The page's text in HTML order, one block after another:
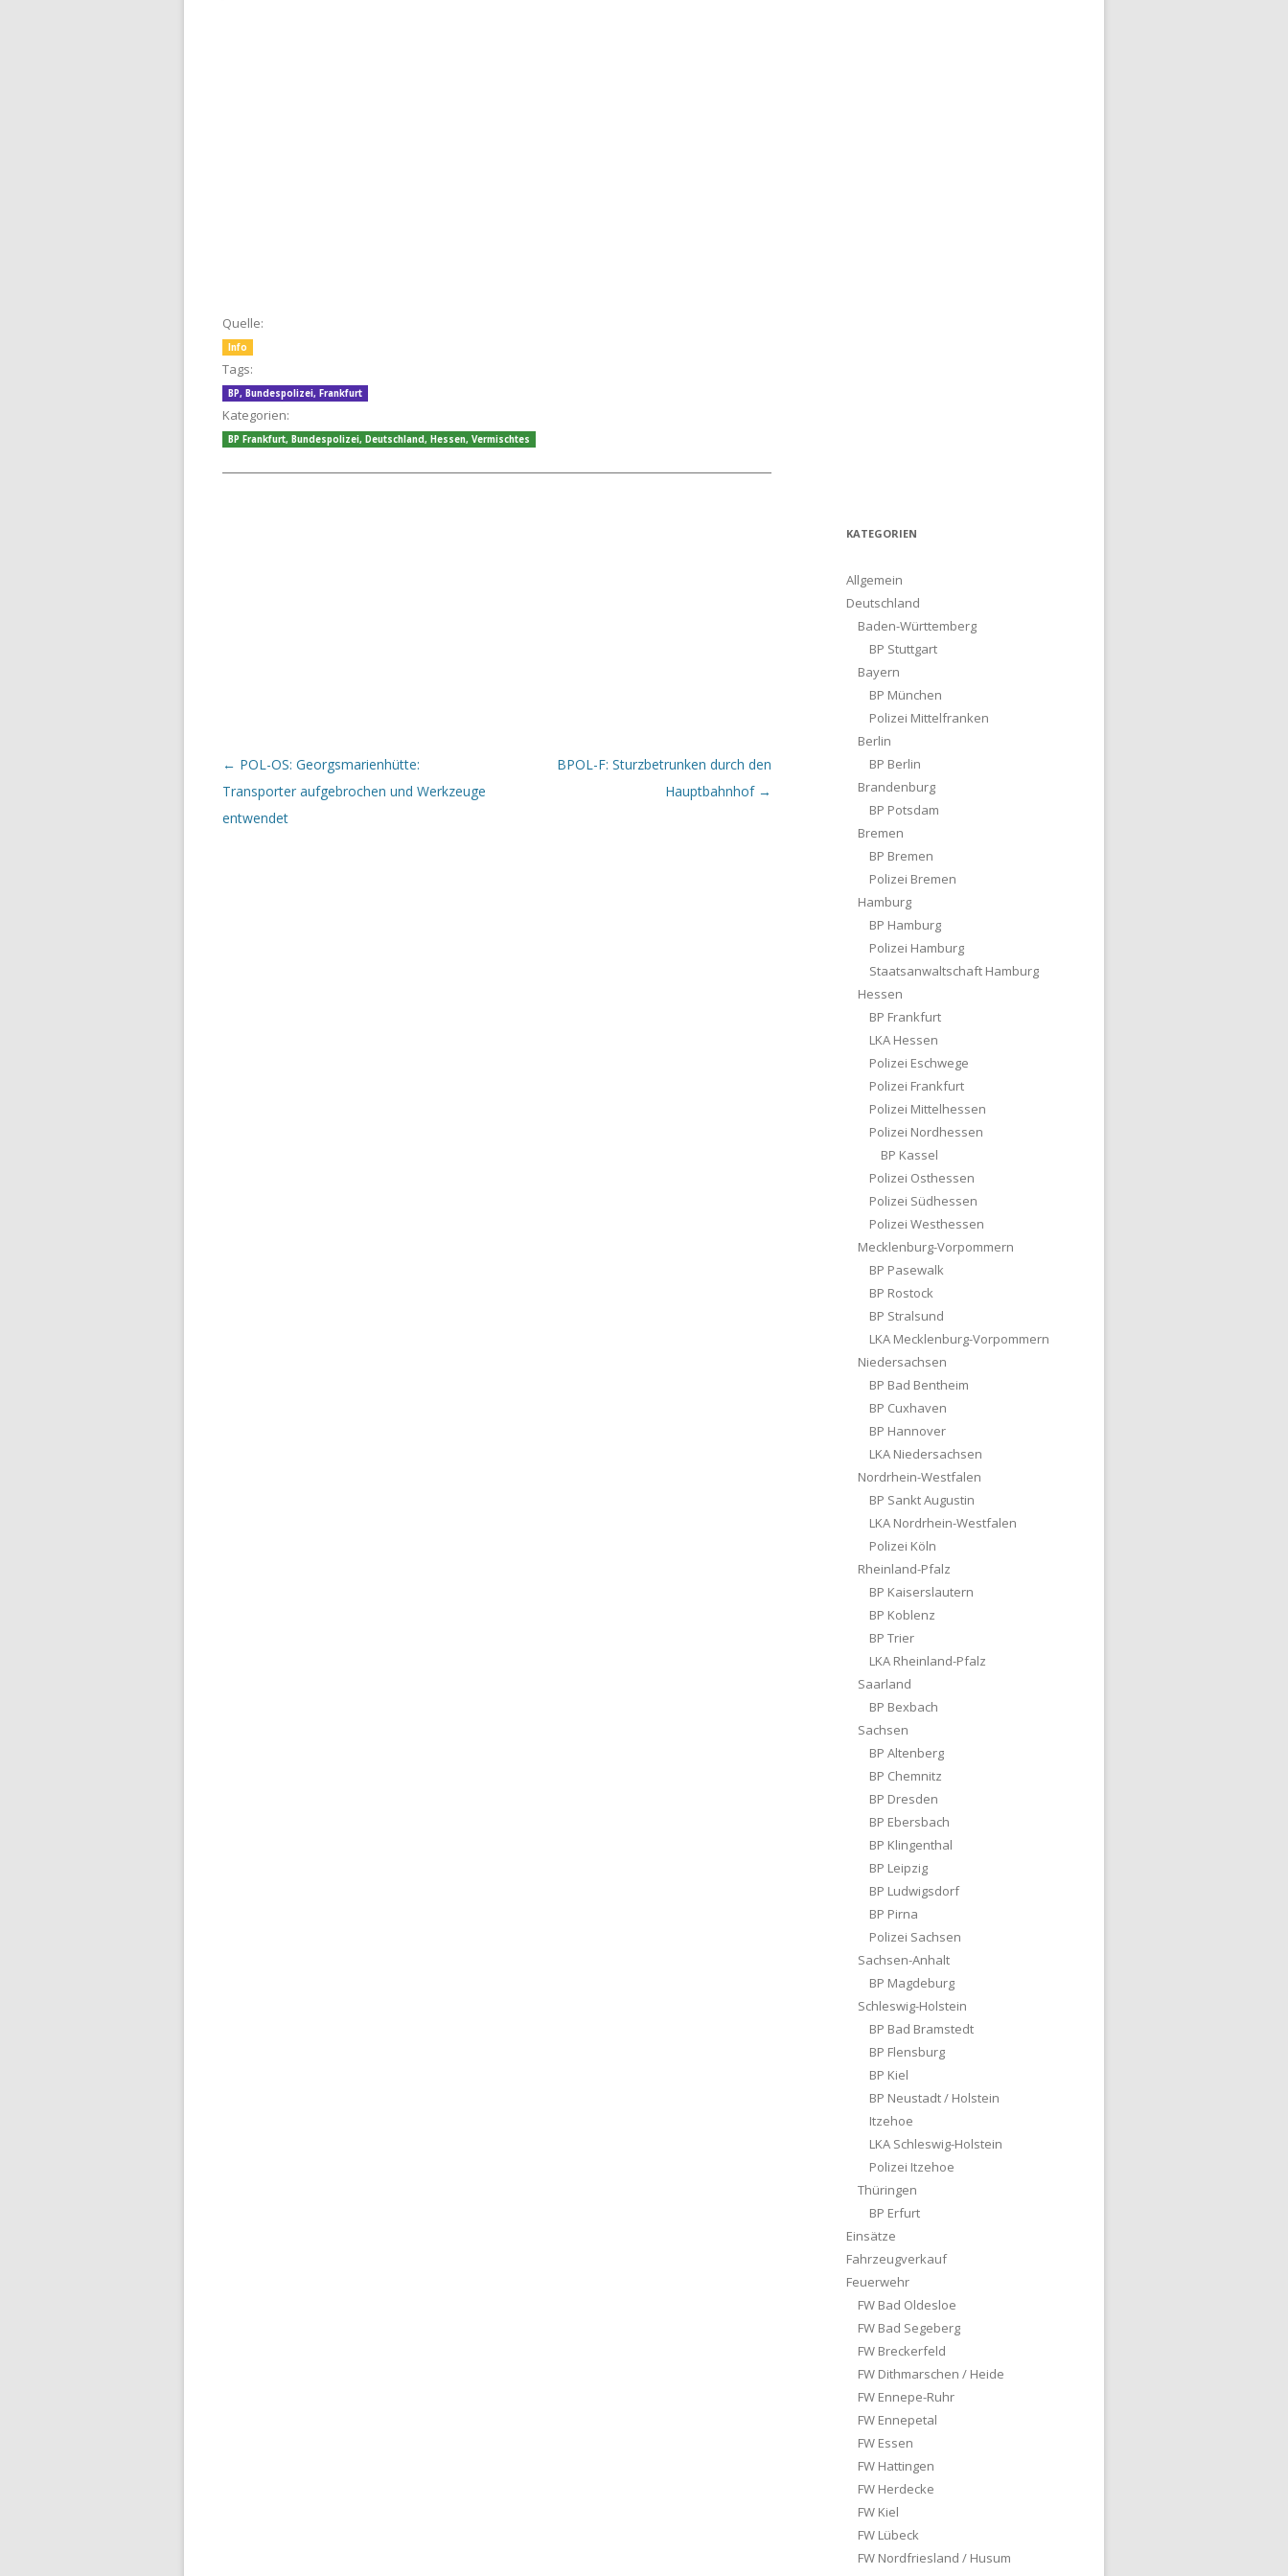
Quelle:
Info
Tags:
BP, Bundespolizei, Frankfurt
Kategorien:
BP Frankfurt, Bundespolizei, Deutschland, Hessen, Vermischtes
Beitrags-Navigation
← POL-OS: Georgsmarienhütte:
Transporter aufgebrochen und Werkzeuge
entwendet
BPOL-F: Sturzbetrunken durch den
Hauptbahnhof →
KATEGORIEN
Allgemein
Deutschland
Baden-Württemberg
BP Stuttgart
Bayern
BP München
Polizei Mittelfranken
Berlin
BP Berlin
Brandenburg
BP Potsdam
Bremen
BP Bremen
Polizei Bremen
Hamburg
BP Hamburg
Polizei Hamburg
Staatsanwaltschaft Hamburg
Hessen
BP Frankfurt
LKA Hessen
Polizei Eschwege
Polizei Frankfurt
Polizei Mittelhessen
Polizei Nordhessen
BP Kassel
Polizei Osthessen
Polizei Südhessen
Polizei Westhessen
Mecklenburg-Vorpommern
BP Pasewalk
BP Rostock
BP Stralsund
LKA Mecklenburg-Vorpommern
Niedersachsen
BP Bad Bentheim
BP Cuxhaven
BP Hannover
LKA Niedersachsen
Nordrhein-Westfalen
BP Sankt Augustin
LKA Nordrhein-Westfalen
Polizei Köln
Rheinland-Pfalz
BP Kaiserslautern
BP Koblenz
BP Trier
LKA Rheinland-Pfalz
Saarland
BP Bexbach
Sachsen
BP Altenberg
BP Chemnitz
BP Dresden
BP Ebersbach
BP Klingenthal
BP Leipzig
BP Ludwigsdorf
BP Pirna
Polizei Sachsen
Sachsen-Anhalt
BP Magdeburg
Schleswig-Holstein
BP Bad Bramstedt
BP Flensburg
BP Kiel
BP Neustadt / Holstein
Itzehoe
LKA Schleswig-Holstein
Polizei Itzehoe
Thüringen
BP Erfurt
Einsätze
Fahrzeugverkauf
Feuerwehr
FW Bad Oldesloe
FW Bad Segeberg
FW Breckerfeld
FW Dithmarschen / Heide
FW Ennepe-Ruhr
FW Ennepetal
FW Essen
FW Hattingen
FW Herdecke
FW Kiel
FW Lübeck
FW Nordfriesland / Husum